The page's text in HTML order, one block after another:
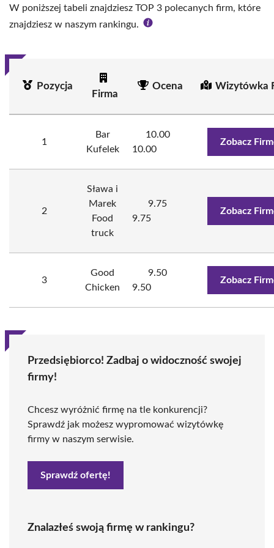
W poniższej tabeli znajdziesz TOP 3 polecanych firm, które
znajdziesz w naszym rankingu.
Pozycja
Firma
Ocena Wizytówka
1
Bar
Kufelek
10.00
10.00
Zobacz
2
Sława i
Marek
Food
truck
9.75
9.75
Zobacz
3
Good
Chicken
9.50
9.50
Zobacz
Przedsiębiorco! Zadbaj o widoczność swojej
firmy!
Chcesz wyróżnić firmę na tle konkurencji?
Sprawdź jak możesz wypromować wizytówkę
firmy w naszym serwisie.
Sprawdź ofertę!
Znalazłeś swoją firmę w rankingu?